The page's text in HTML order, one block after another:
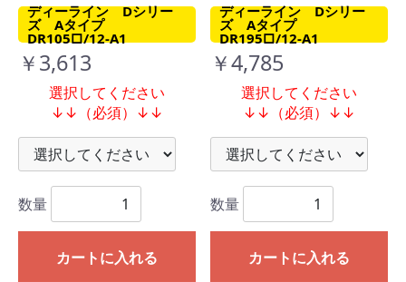
ディーライン Dシリー
ズ Aタイプ
DR105□/12-A1
￥3,613
選択してください
↓↓（必須）↓↓
数量
カートに入れる
ディーライン Dシリー
ズ Aタイプ
DR195□/12-A1
￥4,785
選択してください
↓↓（必須）↓↓
数量
カートに入れる